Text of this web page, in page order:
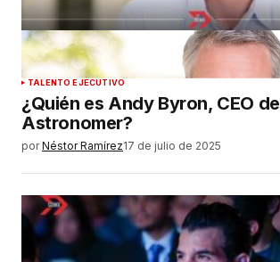
TALENTO EJECUTIVO
¿Quién es Andy Byron, CEO de
Astronomer?
por Néstor Ramírez17 de julio de 2025